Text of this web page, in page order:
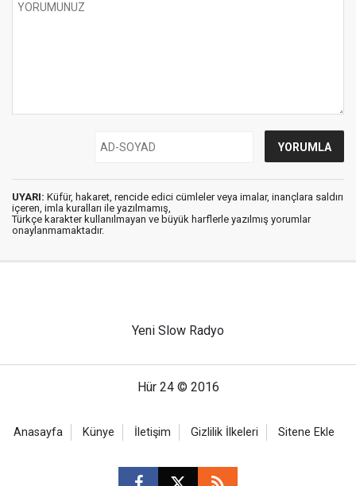
UYARI: Küfür, hakaret, rencide edici cümleler veya imalar, inançlara saldırı
içeren, imla kuralları ile yazılmamış,
Türkçe karakter kullanılmayan ve büyük harflerle yazılmış yorumlar
onaylanmamaktadır.
Yeni Slow Radyo
Hür 24 © 2016
Anasayfa Künye İletişim Gizlilik İlkeleri Sitene Ekle